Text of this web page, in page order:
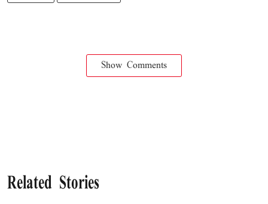
Show Comments
Related Stories